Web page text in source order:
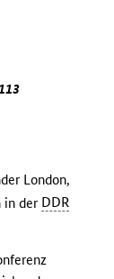
London,
in der DDR